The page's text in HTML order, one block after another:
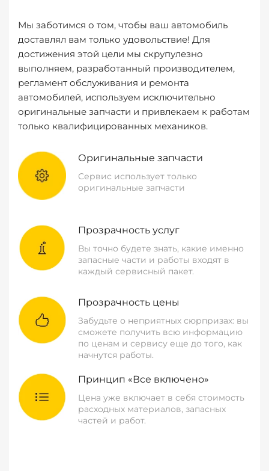
Мы заботимся о том, чтобы ваш автомобиль
доставлял вам только удовольствие! Для
достижения этой цели мы скрупулезно
выполняем, разработанный производителем,
регламент обслуживания и ремонта
автомобилей, используем исключительно
оригинальные запчасти и привлекаем к работам
только квалифицированных механиков.
Оригинальные запчасти
Сервис использует только
оригинальные запчасти
Прозрачность услуг
Вы точно будете знать, какие именно
запасные части и работы входят в
каждый сервисный пакет.
Прозрачность цены
Забудьте о неприятных сюрпризах: вы
сможете получить всю информацию
по ценам и сервису еще до того, как
начнутся работы.
Принцип «Все включено»
Цена уже включает в себя стоимость
расходных материалов, запасных
частей и работ.